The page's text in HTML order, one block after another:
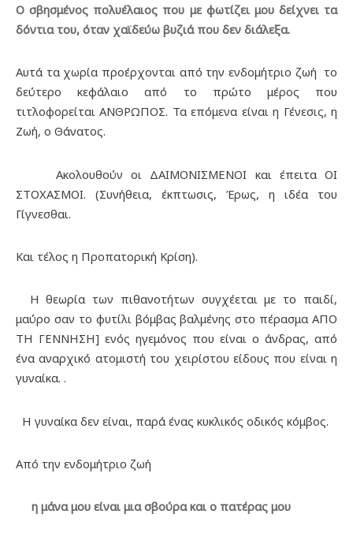
Ο σβησμένος πολυέλαιος που με φωτίζει μου δείχνει τα
δόντια του, όταν χαϊδεύω βυζιά που δεν διάλεξα.
Αυτά τα χωρία προέρχονται από την ενδομήτριο ζωή το
δεύτερο κεφάλαιο από το πρώτο μέρος που
τιτλοφορείται ΑΝΘΡΩΠΟΣ. Τα επόμενα είναι η Γένεσις, η
Ζωή, ο Θάνατος.
Ακολουθούν οι ΔΑΙΜΟΝΙΣΜΕΝΟΙ και έπειτα ΟΙ
ΣΤΟΧΑΣΜΟΙ. (Συνήθεια, έκπτωσις, Έρως, η ιδέα του
Γίγνεσθαι.
Και τέλος η Προπατορική Κρίση).
Η θεωρία των πιθανοτήτων συγχέεται με το παιδί,
μαύρο σαν το φυτίλι βόμβας βαλμένης στο πέρασμα ΑΠΟ
ΤΗ ΓΕΝΝΗΣΗ] ενός ηγεμόνος που είναι ο άνδρας, από
ένα αναρχικό ατομιστή του χειρίστου είδους που είναι η
γυναίκα. .
Η γυναίκα δεν είναι, παρά ένας κυκλικός οδικός κόμβος.
Από την ενδομήτριο ζωή
η μάνα μου είναι μια σβούρα και ο πατέρας μου